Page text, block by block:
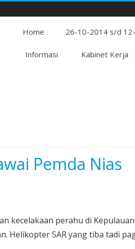
Home 26-10-2014 s/d
Informasi Kabinet Kerja
Pemda Nias
kecelakaan perahu di Kepulauan
Helikopter SAR yang tiba tadi